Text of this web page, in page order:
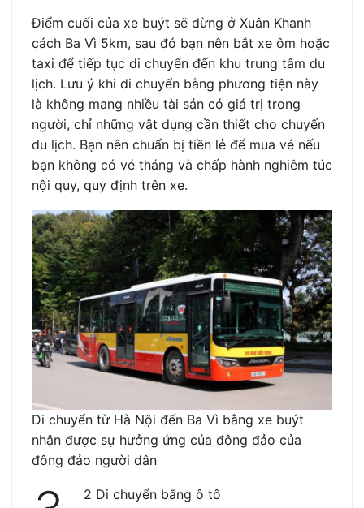
Điểm cuối của xe buýt sẽ dừng ở Xuân Khanh
cách Ba Vì 5km, sau đó bạn nên bắt xe ôm hoặc
taxi để tiếp tục di chuyển đến khu trung tâm du
lịch. Lưu ý khi di chuyển bằng phương tiện này
là không mang nhiều tài sản có giá trị trong
người, chỉ những vật dụng cần thiết cho chuyến
du lịch. Bạn nên chuẩn bị tiền lẻ để mua vé nếu
bạn không có vé tháng và chấp hành nghiêm túc
nội quy, quy định trên xe.
Di chuyển từ Hà Nội đến Ba Vì bằng xe buýt
nhận được sự hưởng ứng của đông đảo của
đông đảo người dân
2 Di chuyển bằng ô tô